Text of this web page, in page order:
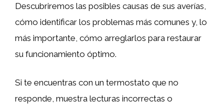
Descubriremos las posibles causas de sus averías,
cómo identificar los problemas más comunes y, lo
más importante, cómo arreglarlos para restaurar
su funcionamiento óptimo.
Si te encuentras con un termostato que no
responde, muestra lecturas incorrectas o